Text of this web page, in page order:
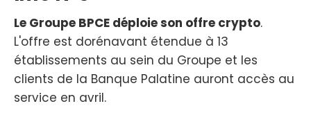
Le Groupe BPCE déploie son offre crypto.
L'offre est dorénavant étendue à 13
établissements au sein du Groupe et les
clients de la Banque Palatine auront accès au
service en avril.